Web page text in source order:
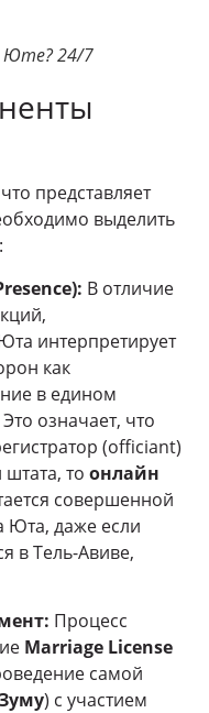
Юте? 24/7
представляет
выделить
В отличие
интерпретирует
как
в едином
означает, что
(officiant)
то онлайн
совершенной
Юта, даже если
в Тель-Авиве,
Процесс
Marriage License
самой
) с участием